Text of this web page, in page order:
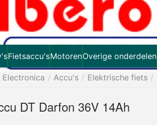
Fietsaccu'sMotorenOverige onderdelen
Electronica / Accu's / Elektrische fiets /
DT Darfon 36V 14Ah